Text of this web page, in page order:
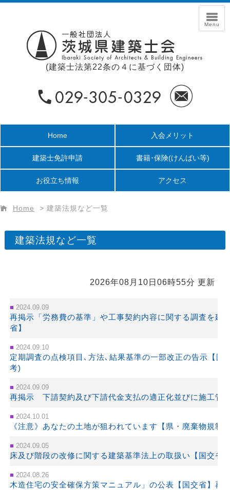
(建築士法第22条の４に基づく団体)
Home 入会メリット
建築士免許申請 書籍･保険(けんばい等)
お役立ち情報 アクセス
Home > 建築法規など一覧
建築法規など一覧
2026年08月10日06時55分 更新
2024.09.09
再掲示「労務費の基準」や工事契約内容に関する調査を建
省】
2024.09.10
定期調査の点検項目､方法､結果基準の一部改正の告示【国
考)
2024.09.09
再掲示 下請契約及び下請代金支払の適正化並びに施工管
2024.10.01
《注意》あなたの土地が狙われています【県・廃棄物規制
2024.09.05
床及び階段の改修に関する建築基準法上の取扱い【国交省
2024.08.26
木造住宅の安全確保方策マニュアル」の公表【国交省】再